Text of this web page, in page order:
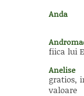
Anda
fiica lui
Anelise
gratios,
valoare